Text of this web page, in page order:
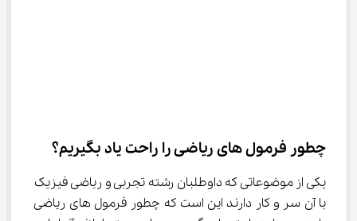
چطور فرمول‌ های ریاضی را راحت یاد بگیریم؟
یکی از موضوعاتی که داوطلبان رشته تجربی و ریاضی فیزیک
با آن سر و کار دارند این است که چطور فرمول ‌های ریاضی